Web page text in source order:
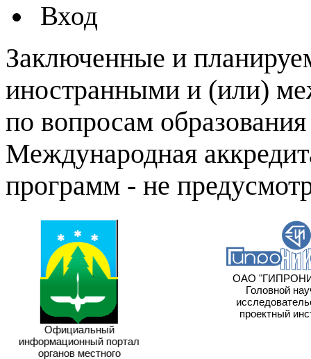
Вход
Заключенные и
иностранными и (или)
по вопросам
Международная
программ - не
Официальный
информационный портал
органов местного
ОАО
Головной
проектный